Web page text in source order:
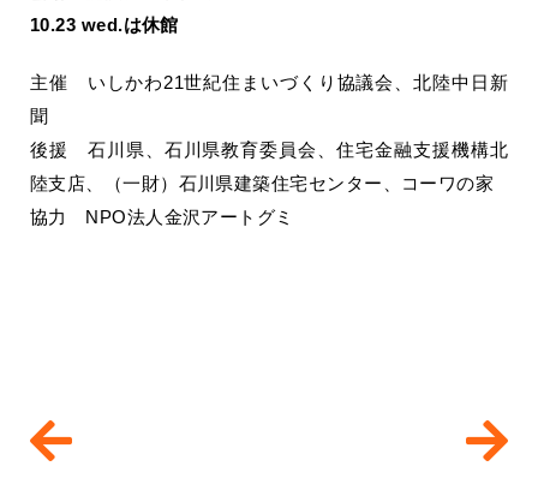
10.23 wed.は休館
主催 いしかわ21世紀住まいづくり協議会、北陸中日新
聞
後援 石川県、石川県教育委員会、住宅金融支援機構北
陸支店、（一財）石川県建築住宅センター、コーワの家
協力 NPO法人金沢アートグミ